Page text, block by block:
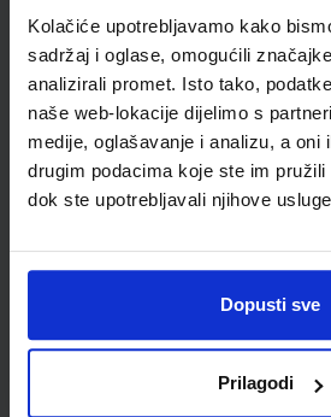
Kolačiće upotrebljavamo kako
sadržaj i oglase, omogućili
analizirali promet. Isto tako,
naše web-lokacije dijelimo s
medije, oglašavanje i analizu, a oni
drugim podacima koje ste im
dok ste upotrebljavali njihove
Dopusti sve
Prilagodi
Reg br min
7959
Newsletter